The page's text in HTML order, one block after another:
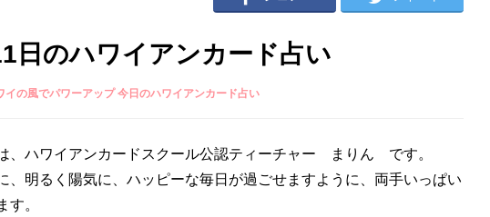
日のハワイアンカード占い
イの風でパワーアップ 今日のハワイアンカード占い
、ハワイアンカードスクール公認ティーチャー まりん です。
、明るく陽気に、ハッピーな毎日が過ごせますように、両手いっぱい
す。